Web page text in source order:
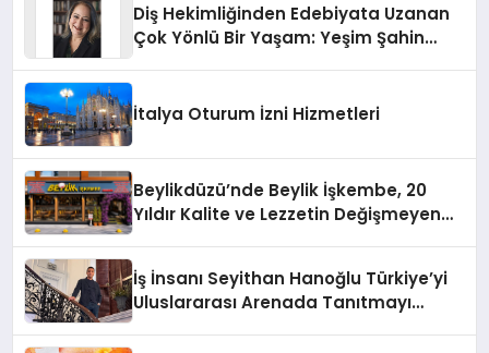
Diş Hekimliğinden Edebiyata Uzanan
Çok Yönlü Bir Yaşam: Yeşim Şahin
İtalya Oturum İzni Hizmetleri
Beylikdüzü’nde Beylik İşkembe, 20
Yıldır Kalite ve Lezzetin Değişmeyen
İş İnsanı Seyithan Hanoğlu Türkiye’yi
Uluslararası Arenada Tanıtmayı